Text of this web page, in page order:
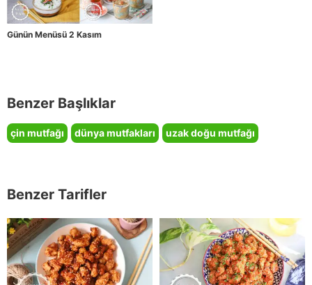
Günün Menüsü 2 Kasım
Benzer Başlıklar
çin mutfağı dünya mutfakları uzak doğu mutfağı
Benzer Tarifler